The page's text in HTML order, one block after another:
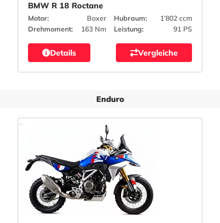
BMW R 18 Roctane
Motor: Boxer Hubraum:
1’802 ccm
Drehmoment:
163 Nm Leistung: 91 PS
Details Vergleiche
Enduro